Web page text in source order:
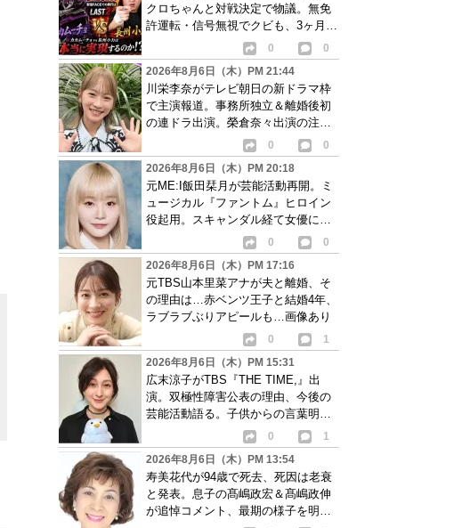
クロちゃんと対戦決定で物議。無免
許運転・信号無視でクビも、3ヶ月で
0
0
2026年8月6日（木）PM 21:44
川栄李奈がテレビ朝日の新ドラマ枠
で主演報道。事務所独立＆離婚後初
の連ドラ出演。榮倉奈々出演の注目
0
0
2026年8月6日（木）PM 20:18
元ME:I飯田栞月が芸能活動再開。ミ
ュージカル『ファントム』ヒロイン
役起用。スキャンダル経て女優に転
0
0
2026年8月6日（木）PM 17:16
元TBS山本里菜アナが夫と離婚、そ
の理由は…赤ベンツ王子と結婚4年、
ラブラブぶりアピールも…画像あり
0
1
2026年8月6日（木）PM 15:31
広末涼子がTBS『THE TIME,』出
演。双極性障害公表の理由、今後の
芸能活動語る。子供からの言葉明か
0
1
2026年8月6日（木）PM 13:54
寿美花代が94歳で死去、死因は老衰
と発表。息子の髙嶋政宏＆髙嶋政伸
が追悼コメント、最期の様子を明か